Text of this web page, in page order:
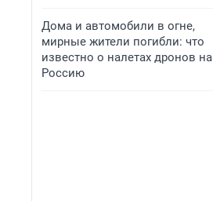
Дома и автомобили в огне,
мирные жители погибли: что
известно о налетах дронов на
Россию